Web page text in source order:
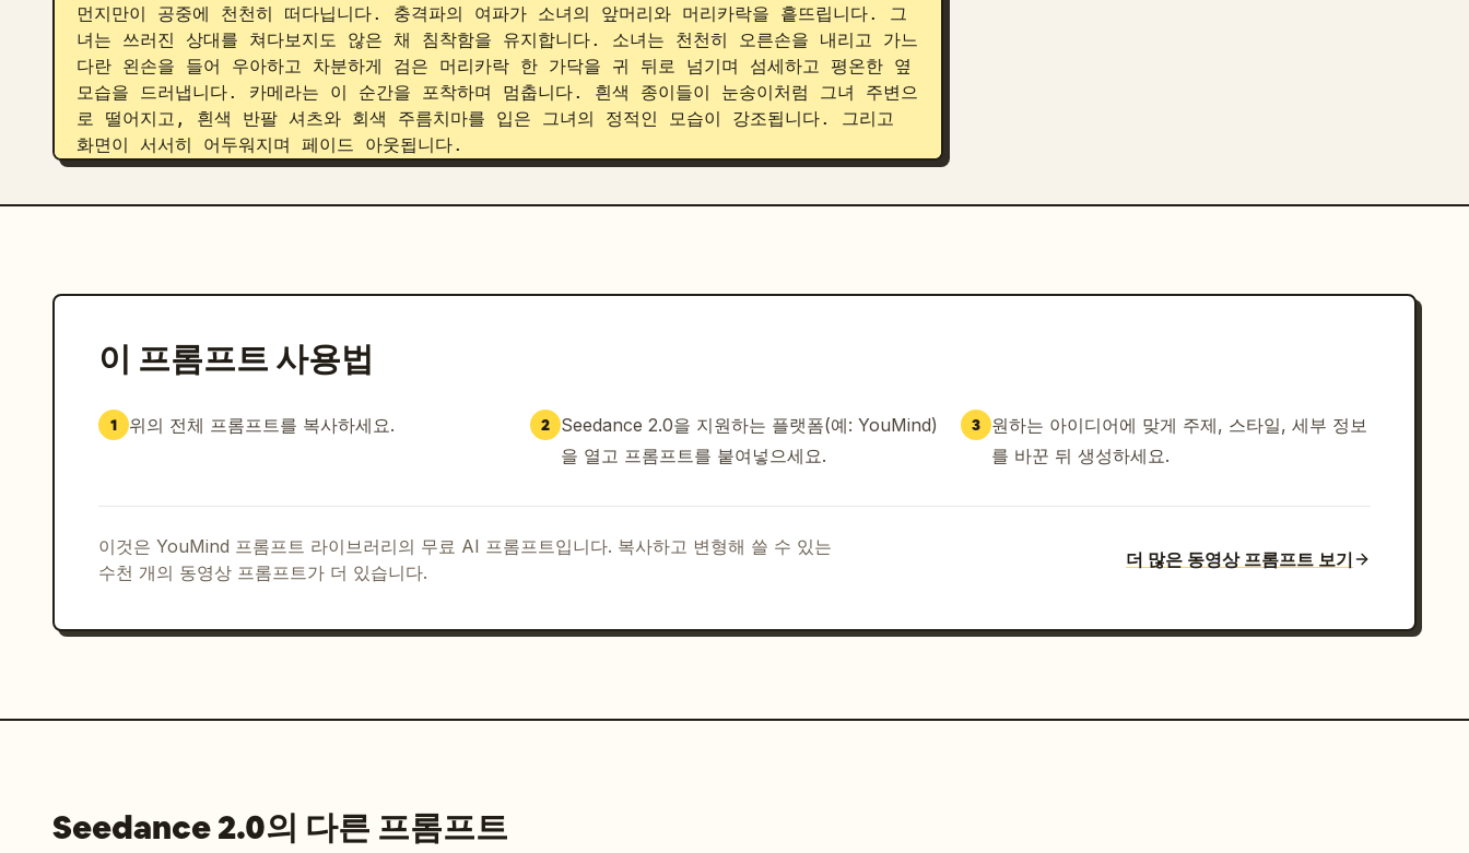
먼지만이 공중에 천천히 떠다닙니다. 충격파의 여파가 소녀의 앞머리와 머리카락을 흩뜨립니다. 그
녀는 쓰러진 상대를 쳐다보지도 않은 채 침착함을 유지합니다. 소녀는 천천히 오른손을 내리고 가느
다란 왼손을 들어 우아하고 차분하게 검은 머리카락 한 가닥을 귀 뒤로 넘기며 섬세하고 평온한 옆
모습을 드러냅니다. 카메라는 이 순간을 포착하며 멈춥니다. 흰색 종이들이 눈송이처럼 그녀 주변으
로 떨어지고, 흰색 반팔 셔츠와 회색 주름치마를 입은 그녀의 정적인 모습이 강조됩니다. 그리고
화면이 서서히 어두워지며 페이드 아웃됩니다.
이 프롬프트 사용법
1 위의 전체 프롬프트를 복사하세요. 2 Seedance 2.0을 지원하는 플랫폼(예: YouMind)
을 열고 프롬프트를 붙여넣으세요.
3
원하는 아이디어에 맞게 주제, 스타일, 세부 정보
를 바꾼 뒤 생성하세요.
이것은 YouMind 프롬프트 라이브러리의 무료 AI 프롬프트입니다. 복사하고 변형해 쓸 수 있는
수천 개의 동영상 프롬프트가 더 있습니다.
더 많은 동영상 프롬프트 보기
Seedance 2.0의 다른 프롬프트